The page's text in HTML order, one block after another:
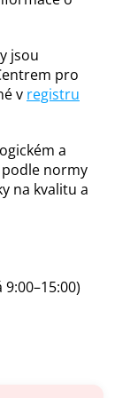
jsou
pro
v registru
a
normy
na kvalitu a
9:00–15:00)